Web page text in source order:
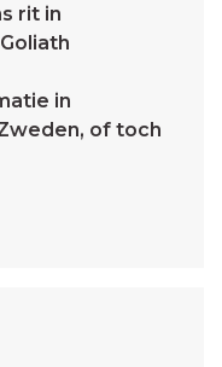
rit in
in
of toch